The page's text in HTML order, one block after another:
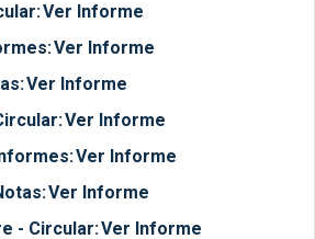
Ver Informe
Ver Informe
Ver Informe
Ver Informe
Ver Informe
Ver Informe
- Circular:Ver Informe